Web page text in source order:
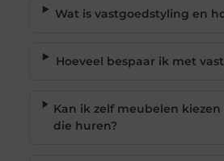
Wat is vastgoedstyling en
Hoeveel bespaar ik met
Kan ik zelf meubelen
die huren?